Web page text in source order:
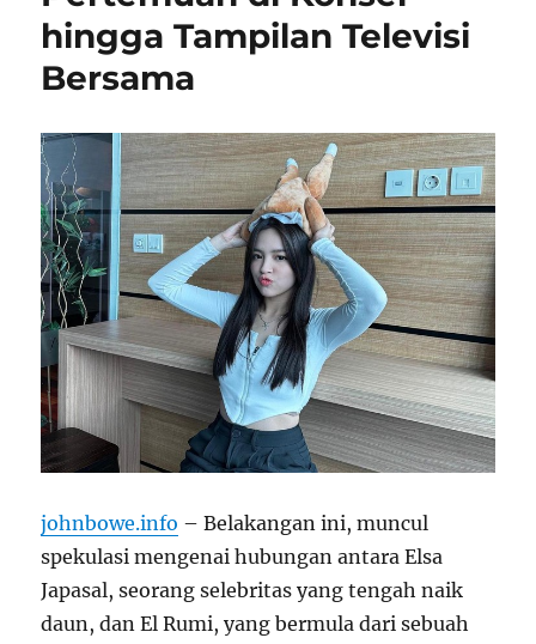
hingga Tampilan Televisi
Bersama
johnbowe.info – Belakangan ini, muncul
spekulasi mengenai hubungan antara Elsa
Japasal, seorang selebritas yang tengah naik
daun, dan El Rumi, yang bermula dari sebuah